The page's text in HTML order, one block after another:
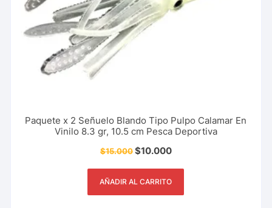
Paquete x 2 Señuelo Blando Tipo Pulpo Calamar En
Vinilo 8.3 gr, 10.5 cm Pesca Deportiva
$15.000$10.000
AÑADIR AL CARRITO